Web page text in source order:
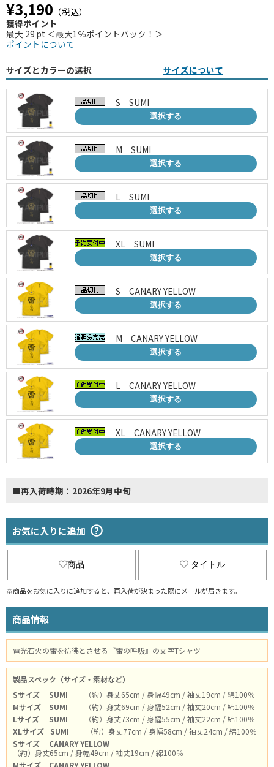
¥3,190 （税込）
獲得ポイント
最大 29 pt ＜最大1％ポイントバック！＞
ポイントについて
サイズとカラーの選択 サイズについて
S SUMI
選択する
M SUMI
選択する
L SUMI
選択する
XL SUMI
選択する
S CANARY YELLOW
選択する
M CANARY YELLOW
選択する
L CANARY YELLOW
選択する
XL CANARY YELLOW
選択する
■再入荷時期：2026年9月中旬
お気に入りに追加
商品 タイトル
※商品をお気に入りに追加すると、再入荷が決まった際にメールが届きます。
商品情報
電光石火の雷を彷彿とさせる『雷の呼吸』の文字Tシャツ
製品スペック（サイズ・素材など）
Sサイズ
SUMI
（約）身丈65cm / 身幅49cm / 袖丈19cm / 綿100％
Mサイズ
SUMI
（約）身丈69cm / 身幅52cm / 袖丈20cm / 綿100％
Lサイズ
SUMI
（約）身丈73cm / 身幅55cm / 袖丈22cm / 綿100％
XLサイズ
SUMI
（約）身丈77cm / 身幅58cm / 袖丈24cm / 綿100％
Sサイズ
CANARY YELLOW
（約）身丈65cm / 身幅49cm / 袖丈19cm / 綿100％
Mサイズ
CANARY YELLOW